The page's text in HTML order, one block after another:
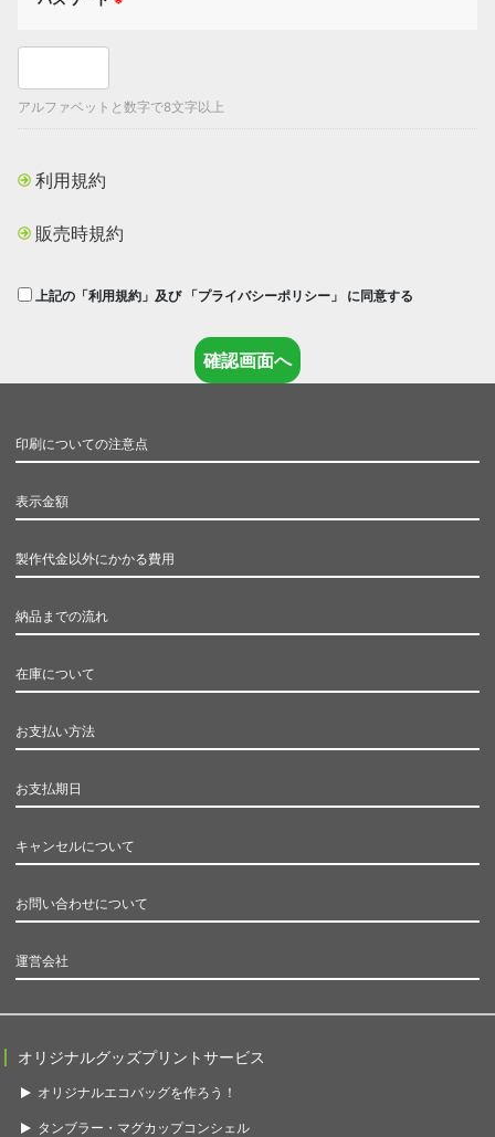
アルファベットと数字で8文字以上
利用規約
販売時規約
上記の「利用規約」及び 「プライバシーポリシー」 に同意する
印刷についての注意点
表示金額
製作代金以外にかかる費用
納品までの流れ
在庫について
お支払い方法
お支払期日
キャンセルについて
お問い合わせについて
運営会社
オリジナルグッズプリントサービス
オリジナルエコバッグを作ろう！
タンブラー・マグカップコンシェル